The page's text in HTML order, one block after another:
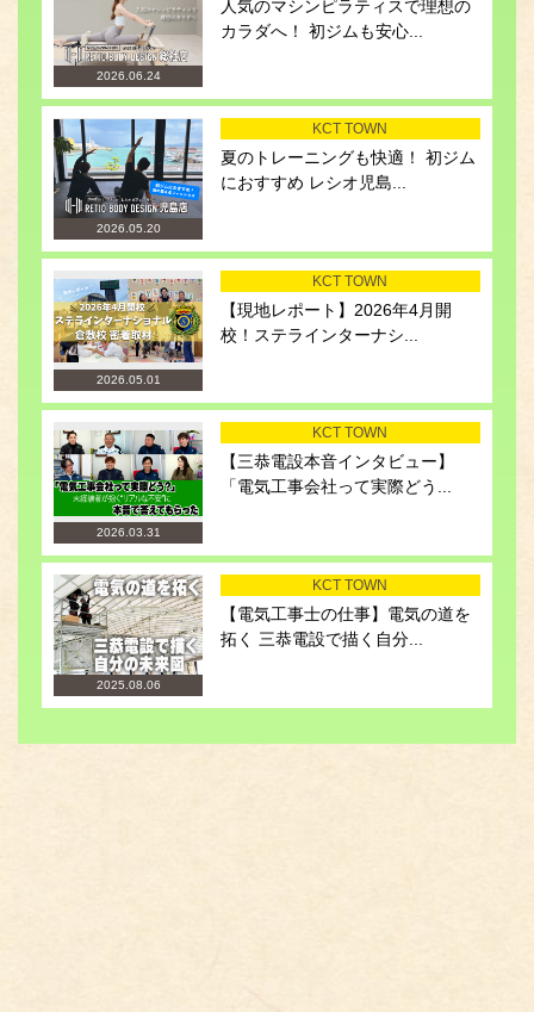
2026.06.24
人気のマシンピラティスで理想の
カラダへ！ 初ジムも安心...
2026.05.20
KCT TOWN
夏のトレーニングも快適！ 初ジム
におすすめ レシオ児島...
2026.05.01
KCT TOWN
【現地レポート】2026年4月開
校！ステラインターナシ...
2026.03.31
KCT TOWN
【三恭電設本音インタビュー】
「電気工事会社って実際どう...
2025.08.06
KCT TOWN
【電気工事士の仕事】電気の道を
拓く 三恭電設で描く自分...